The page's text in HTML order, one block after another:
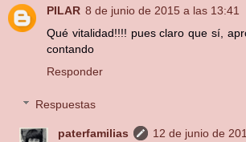
PILAR 8 de junio de 2015 a las 13:41
Qué vitalidad!!!! pues claro que sí,
contando
Responder
Respuestas
paterfamilias
12 de junio de